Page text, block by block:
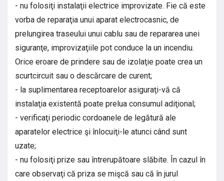
- nu folosiţi instalaţii electrice improvizate. Fie că este
vorba de reparaţia unui aparat electrocasnic, de
prelungirea traseului unui cablu sau de repararea unei
siguranţe, improvizaţiile pot conduce la un incendiu.
Orice eroare de prindere sau de izolaţie poate crea un
scurtcircuit sau o descărcare de curent;
- la suplimentarea receptoarelor asiguraţi-vă că
instalaţia existentă poate prelua consumul adiţional;
- verificaţi periodic cordoanele de legătură ale
aparatelor electrice şi înlocuiţi-le atunci când sunt
uzate;
- nu folosiţi prize sau întrerupătoare slăbite. În cazul în
care observaţi că priza se mişcă sau că în jurul